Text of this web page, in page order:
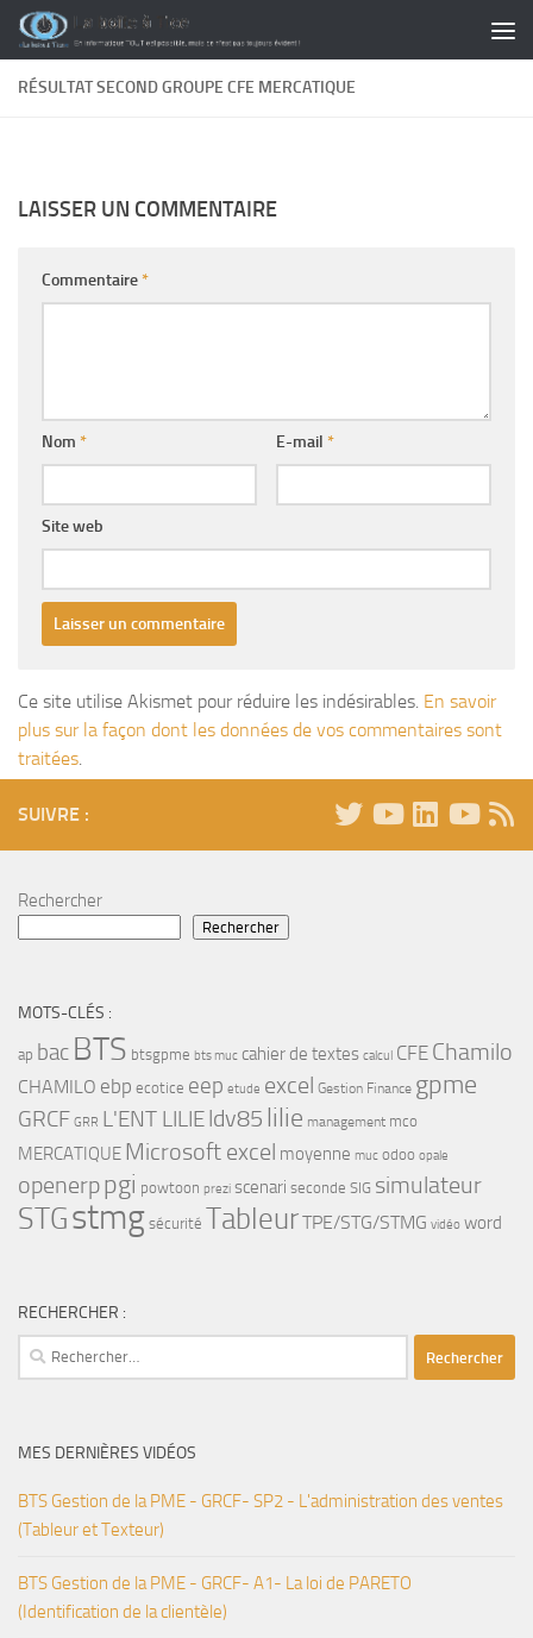
Skip to content
RÉSULTAT SECOND GROUPE CFE MERCATIQUE
LAISSER UN COMMENTAIRE
Commentaire*
Nom * E-mail *
Site web
Ce site utilise Akismet pour réduire les indésirables. En savoir
plus sur la façon dont les données de vos commentaires sont
traitées.
SUIVRE :
Rechercher
Rechercher
MOTS-CLÉS :
ap bac BTS btsgpme bts muc cahier de textes calcul CFE Chamilo
CHAMILO ebp ecotice eep etude excel Gestion Finance gpme
GRCF GRR L'ENT LILIEldv85 lilie management mco
MERCATIQUE Microsoft excel moyenne muc odoo opale
openerppgi powtoon prezi scenari seconde SIG simulateur
STGstmg sécurité TableurTPE/STG/STMG vidéo word
RECHERCHER :
Rechercher :
MES DERNIÈRES VIDÉOS
BTS Gestion de la PME - GRCF- SP2 - L'administration des ventes
(Tableur et Texteur)
BTS Gestion de la PME - GRCF- A1- La loi de PARETO
(Identification de la clientèle)